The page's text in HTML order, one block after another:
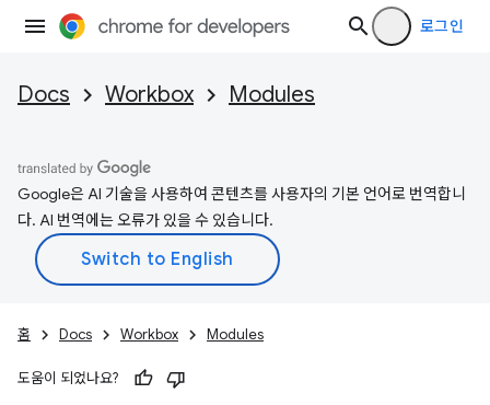
로그인
Docs Workbox Modules
Google은 AI 기술을 사용하여 콘텐츠를 사용자의 기본 언어로 번역합니
다. AI 번역에는 오류가 있을 수 있습니다.
홈 Docs Workbox Modules
도움이 되었나요?